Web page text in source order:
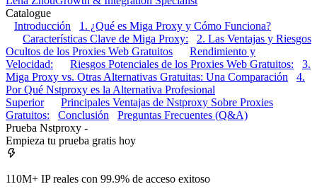
Catalogue
Introducción
1. ¿Qué es Miga Proxy y Cómo Funciona?
Características Clave de Miga Proxy:
2. Las Ventajas y Riesgos
Ocultos de los Proxies Web Gratuitos
Rendimiento y
Velocidad:
Riesgos Potenciales de los Proxies Web Gratuitos:
3.
Miga Proxy vs. Otras Alternativas Gratuitas: Una Comparación
4.
Por Qué Nstproxy es la Alternativa Profesional
Superior
Principales Ventajas de Nstproxy Sobre Proxies
Gratuitos:
Conclusión
Preguntas Frecuentes (Q&A)
Prueba Nstproxy -
Empieza tu prueba gratis hoy
110M+ IP reales con 99.9% de acceso exitoso